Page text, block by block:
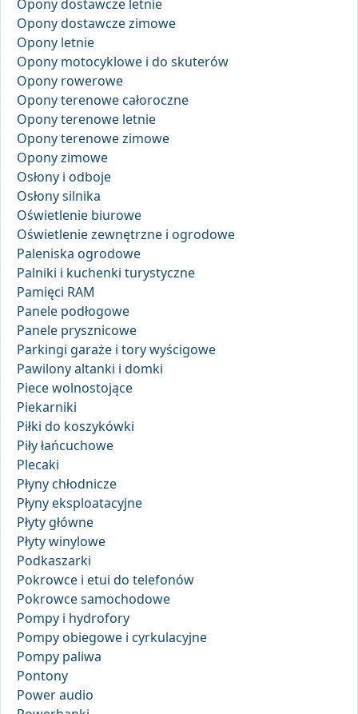
Opony dostawcze letnie
Opony dostawcze zimowe
Opony letnie
Opony motocyklowe i do skuterów
Opony rowerowe
Opony terenowe całoroczne
Opony terenowe letnie
Opony terenowe zimowe
Opony zimowe
Osłony i odboje
Osłony silnika
Oświetlenie biurowe
Oświetlenie zewnętrzne i ogrodowe
Paleniska ogrodowe
Palniki i kuchenki turystyczne
Pamięci RAM
Panele podłogowe
Panele prysznicowe
Parkingi garaże i tory wyścigowe
Pawilony altanki i domki
Piece wolnostojące
Piekarniki
Piłki do koszykówki
Piły łańcuchowe
Plecaki
Płyny chłodnicze
Płyny eksploatacyjne
Płyty główne
Płyty winylowe
Podkaszarki
Pokrowce i etui do telefonów
Pokrowce samochodowe
Pompy i hydrofory
Pompy obiegowe i cyrkulacyjne
Pompy paliwa
Pontony
Power audio